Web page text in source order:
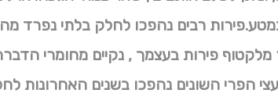
במטע.פירות רבים נהפכו לחלק בלתי נפרד
מלקטוף פירות בעצמך , נקיים מחומרי
עצי הפרי השונים נהפכו בשנים האחרונות